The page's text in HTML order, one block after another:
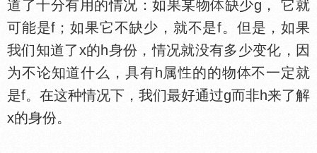
道了十分有用的情况：如果某物
缺少g， 它就
可能是f；如果它不缺少，就不是f。但是，如果
我们知道了x的h身份，情况就没有多少变化，因
为不论知道什么，具有h属
的的物
不一定就
是f。在这种情况下，我们最好通过g而非h来了解
x的身份。